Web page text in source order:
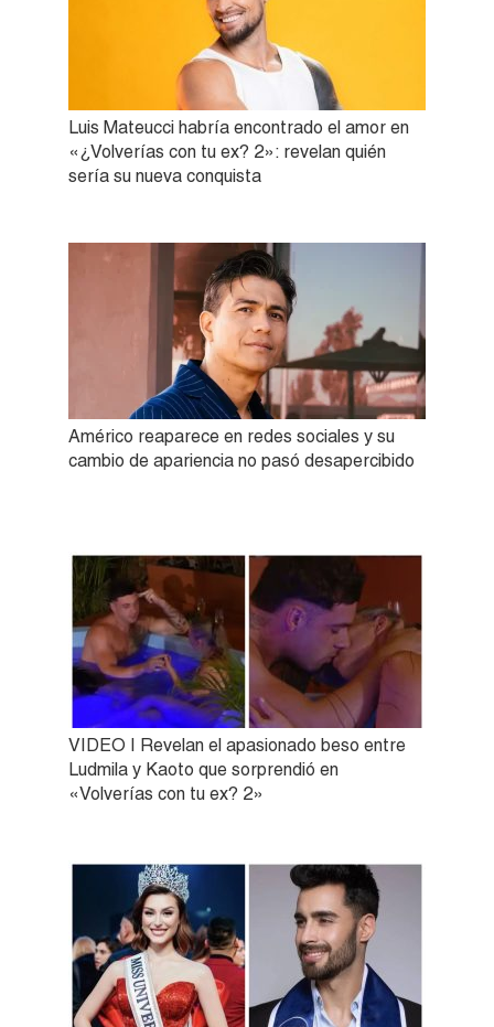
Luis Mateucci habría encontrado el amor en
«¿Volverías con tu ex? 2»: revelan quién
sería su nueva conquista
Américo reaparece en redes sociales y su
cambio de apariencia no pasó desapercibido
VIDEO | Revelan el apasionado beso entre
Ludmila y Kaoto que sorprendió en
«Volverías con tu ex? 2»